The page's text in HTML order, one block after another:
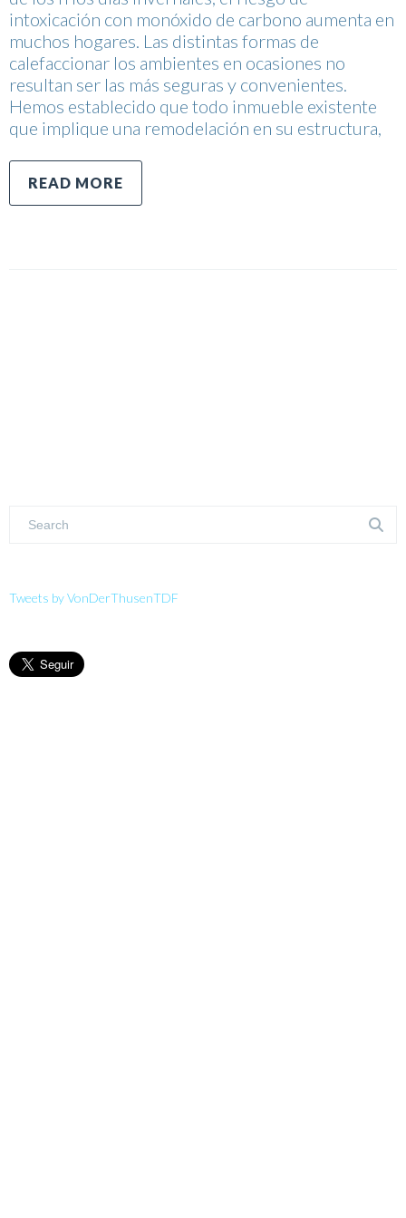
intoxicación con monóxido de carbono aumenta en
muchos hogares. Las distintas formas de
calefaccionar los ambientes en ocasiones no
resultan ser las más seguras y convenientes.
Hemos establecido que todo inmueble existente
que implique una remodelación en su estructura,
READ MORE
Tweets by VonDerThusenTDF